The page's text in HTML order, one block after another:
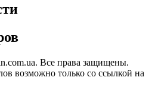
Все права защищены.
возможно только со ссылкой на